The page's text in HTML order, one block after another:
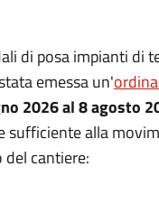
di posa impianti di
emessa un'
2026 al 8 agosto
sufficiente alla
cantiere: